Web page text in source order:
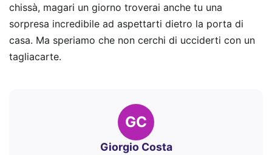
chissà, magari un giorno troverai anche tu una
sorpresa incredibile ad aspettarti dietro la porta di
casa. Ma speriamo che non cerchi di ucciderti con un
tagliacarte.
GC
Giorgio Costa